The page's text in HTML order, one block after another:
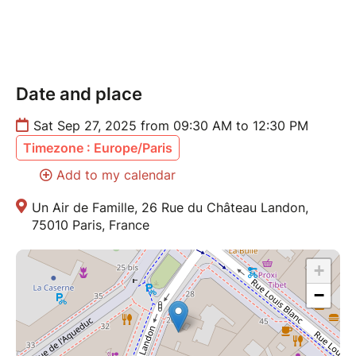
Cette rencontre est aussi souvent bouleversante pour
les adultes, qui y trouvent guérison, inspiration et
nouvelles clés de transmission.
Offrons à nos filles un début positif et empuissançant
⸻
✧ Pour vous inscrire
***Places limitées pour préserver l’intimité et la
qualité de l’espace.***
Réservez votre place ici sur BilletWeb (La réservation
Date and place
Sat Sep 27, 2025 from 09:30 AM to 12:30 PM
Timezone : Europe/Paris
Add to my calendar
Un Air de Famille, 26 Rue du Château Landon,
75010 Paris, France
+
−